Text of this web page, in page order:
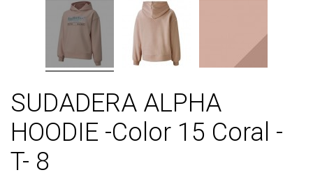
SUDADERA ALPHA
HOODIE -Color 15 Coral -
T- 8